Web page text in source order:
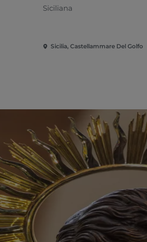
Siciliana
Sicilia, Castellammare Del Golfo